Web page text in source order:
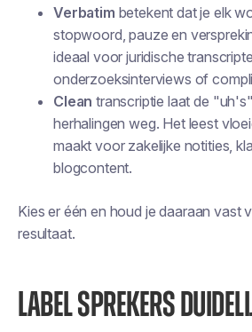
Verbatim betekent dat je elk
stopwoord, pauze en
ideaal voor juridische
onderzoeksinterviews of
Clean transcriptie laat de
herhalingen weg. Het leest
maakt voor zakelijke notities,
blogcontent.
Kies er één en houd je daaraan vast
resultaat.
LABEL SPREKERS